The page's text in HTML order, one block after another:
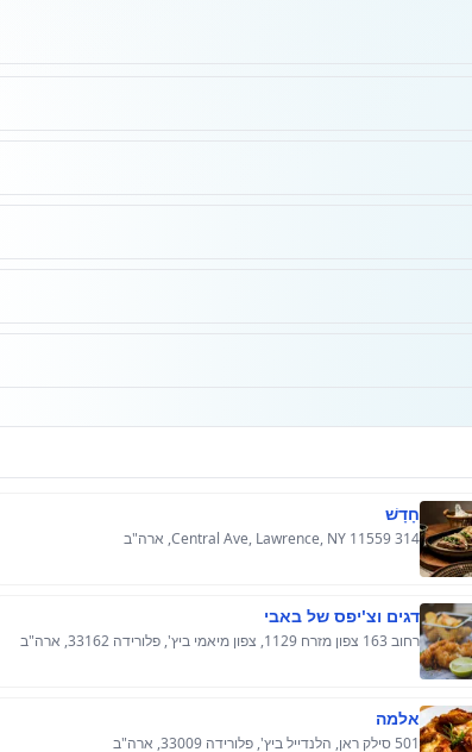
חָדָשׁ
314 Central Ave, Lawrence, NY 11559, ארה"ב
דגים וצ'יפס של באבי
רחוב 163 צפון מזרח 1129, צפון מיאמי ביץ', פלורידה 33162, ארה"ב
אלמה
501 סילק ראן, הלנדייל ביץ', פלורידה 33009, ארה"ב